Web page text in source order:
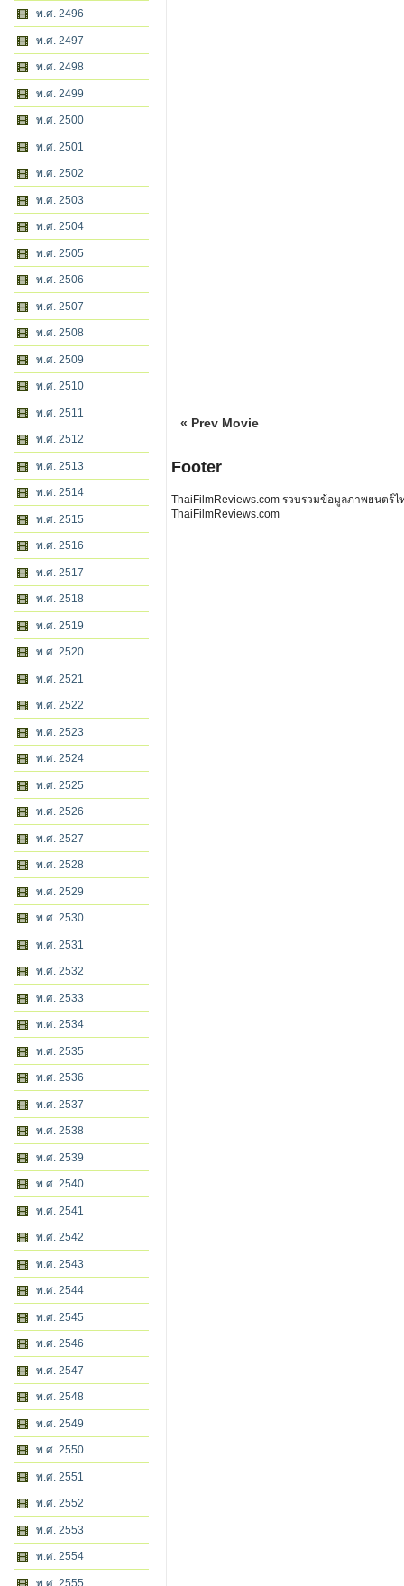
พ.ศ. 2496
พ.ศ. 2497
พ.ศ. 2498
พ.ศ. 2499
พ.ศ. 2500
พ.ศ. 2501
พ.ศ. 2502
พ.ศ. 2503
พ.ศ. 2504
พ.ศ. 2505
พ.ศ. 2506
พ.ศ. 2507
พ.ศ. 2508
พ.ศ. 2509
พ.ศ. 2510
พ.ศ. 2511
พ.ศ. 2512
พ.ศ. 2513
พ.ศ. 2514
พ.ศ. 2515
พ.ศ. 2516
พ.ศ. 2517
พ.ศ. 2518
พ.ศ. 2519
พ.ศ. 2520
พ.ศ. 2521
พ.ศ. 2522
พ.ศ. 2523
พ.ศ. 2524
พ.ศ. 2525
พ.ศ. 2526
พ.ศ. 2527
พ.ศ. 2528
พ.ศ. 2529
พ.ศ. 2530
พ.ศ. 2531
พ.ศ. 2532
พ.ศ. 2533
พ.ศ. 2534
พ.ศ. 2535
พ.ศ. 2536
พ.ศ. 2537
พ.ศ. 2538
พ.ศ. 2539
พ.ศ. 2540
พ.ศ. 2541
พ.ศ. 2542
พ.ศ. 2543
พ.ศ. 2544
พ.ศ. 2545
พ.ศ. 2546
พ.ศ. 2547
พ.ศ. 2548
พ.ศ. 2549
พ.ศ. 2550
พ.ศ. 2551
พ.ศ. 2552
พ.ศ. 2553
พ.ศ. 2554
พ.ศ. 2555
« Prev Movie
Footer
ThaiFilmReviews.com รวบรวมข้อมูลภาพยนตร์
ThaiFilmReviews.com